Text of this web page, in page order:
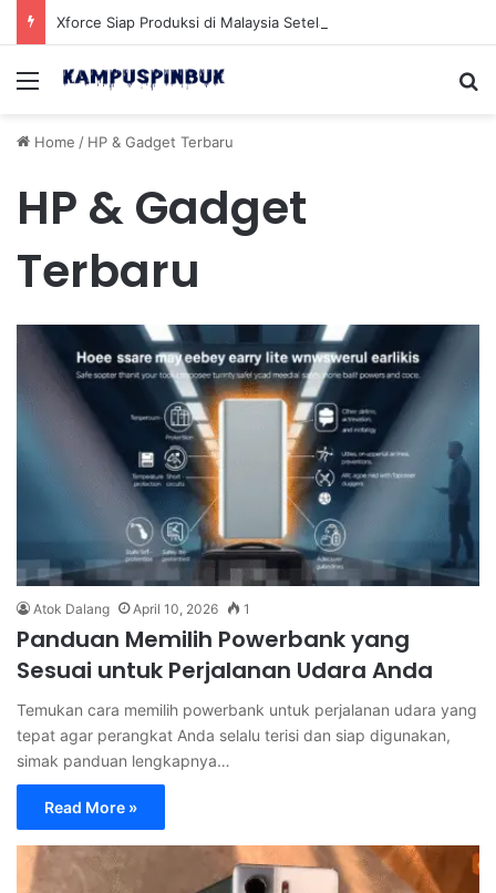
Menu
Home / HP & Gadget Terbaru
HP & Gadget
Terbaru
Atok Dalang April 10, 2026 1
Panduan Memilih Powerbank yang
Sesuai untuk Perjalanan Udara Anda
Temukan cara memilih powerbank untuk perjalanan udara yang
tepat agar perangkat Anda selalu terisi dan siap digunakan,
simak panduan lengkapnya…
Read More »